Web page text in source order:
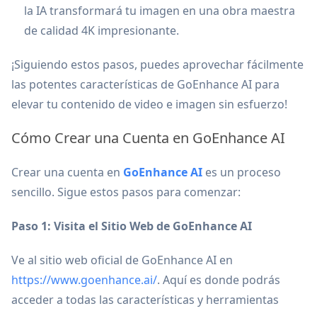
la IA transformará tu imagen en una obra maestra
de calidad 4K impresionante.
¡Siguiendo estos pasos, puedes aprovechar fácilmente
las potentes características de GoEnhance AI para
elevar tu contenido de video e imagen sin esfuerzo!
Cómo Crear una Cuenta en GoEnhance AI
Crear una cuenta en GoEnhance AI es un proceso
sencillo. Sigue estos pasos para comenzar:
Paso 1: Visita el Sitio Web de GoEnhance AI
Ve al sitio web oficial de GoEnhance AI en
https://www.goenhance.ai/. Aquí es donde podrás
acceder a todas las características y herramientas